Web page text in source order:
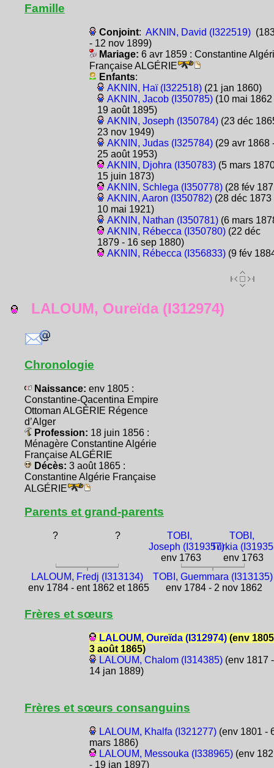
Famille
Conjoint: AKNIN, David (I322519)
- 12 nov 1899)
Mariage: 6 avr 1859 : Constantine
Française ALGÉRIE
Enfants:
AKNIN, Haï (I322518)(21 jan 1860)
AKNIN, Jacob (I350785)(10 mai 1862
19 août 1895)
AKNIN, Joseph (I350784)(23 déc
23 nov 1949)
AKNIN, Judas (I325784)(29 avr 1868
25 août 1953)
AKNIN, Djohra (I350783)(5 mars
15 juin 1873)
AKNIN, Schlega (I350778)(28 fév
AKNIN, Aaron (I350782)(28 déc 1873
10 mai 1921)
AKNIN, Nathan (I350781)(6 mars
AKNIN, Rébecca (I350780)(22 déc
1879 - 16 sep 1880)
AKNIN, Rébecca (I356833)(9 fév
LALOUM, Oureïda (I312974)
Chronologie
Naissance: env 1805 :
Constantine-Qacentina Empire
Ottoman ALGÉRIE Régence
d’Alger
Profession: 18 juin 1856 :
Ménagère Constantine Algérie
Française ALGÉRIE
Décès: 3 août 1865 :
Constantine Algérie Française
ALGÉRIE
Parents et grand-parents
? ?
TOBI,
Joseph (I319357)
env 1763
TOBI,
Turkia
env 1763
LALOUM, Fredj (I313134)
env 1784 - ent 1862 et 1865
TOBI, Guemmara (I313135)
env 1784 - 2 nov 1862
Frères et sœurs
LALOUM, Oureïda (I312974)(env
3 août 1865)
LALOUM, Chalom (I314385)(env 1817 -
14 jan 1889)
Frères et sœurs consanguins
LALOUM, Khalfa (I321277)(env 1801 -
mars 1886)
LALOUM, Messouka (I338965)(env
- 19 jan 1897)